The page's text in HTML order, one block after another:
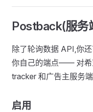
Postback(服务
除了轮询数据 API,你
你自己的端点—— 对希
tracker 和广告主服务端
启用